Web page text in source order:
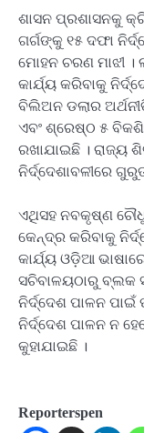
ଶାସନ ପ୍ରଶାସନକୁ
ଗର୍ଗଙ୍କୁ ୧୫ ଦଫା
ମୋହନ ଚରଣ ମାଝୀ
କାର୍ଯ୍ୟ କରିବାକୁ
ବିଲିଅନ ଡଲାର
ଏବଂ ଶ୍ରେଷ୍ଠ ୫
ରଖାଯାଇଛି । ରାଜ୍ୟ
ନିର୍ଦ୍ଦେଶାବଳୀରେ
ଏଥିସହ ନବକୃଷ୍ଣ
କେନ୍ଦ୍ର କରିବାକୁ
କାର୍ଯ୍ୟ ଓଡ଼ିଆ
ସଚିବାଳୟଠାରୁ ବ୍ଲକ
ନିର୍ଦ୍ଦେଶ ପାଳନ ପାଇଁ
ନିର୍ଦ୍ଦେଶ ପାଳନ ନ
କୁହାଯାଇଛି ।
Reporterspen